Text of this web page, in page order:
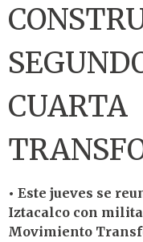
CUARTA
• Este jueves se
Iztacalco con
Movimiento